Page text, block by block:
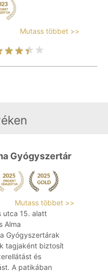
Mutass többet >>
Gyógyszertár
Mutass többet >>
utca 15. alatt
Alma
Gyógyszertárak
tagjaként biztosít
és
A patikában